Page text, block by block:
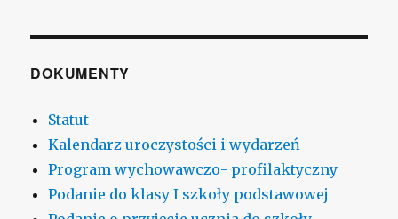
DOKUMENTY
Statut
Kalendarz uroczystości i wydarzeń
Program wychowawczo- profilaktyczny
Podanie do klasy I szkoły podstawowej